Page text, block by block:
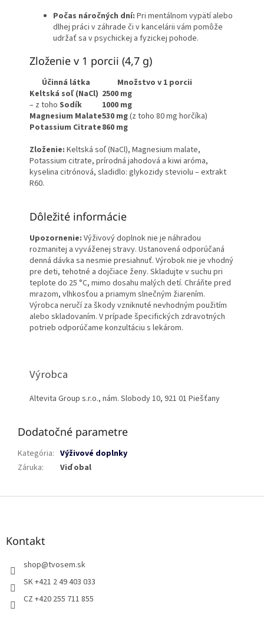
Počas náročných dní: Pri mentálnom vypätí alebo
dlhej práci v záhrade či v kancelárii vám pomôže
udržať sa v psychickej a fyzickej pohode.
Zloženie v 1 porcii (4,7 g)
Účinná látka
Množstvo v 1 porcii
Keltská soľ (NaCl) 2500 mg
– z toho Sodík
1000 mg
Magnesium Malate530 mg(z toho 80 mg horčíka)
Potassium Citrate860 mg
Zloženie: Keltská soľ (NaCl), Magnesium malate,
Potassium citrate, prírodná jahodová a kiwi aróma,
kyselina citrónová, sladidlo: glykozidy steviolu – extrakt
R60.
Dôležité informácie
Upozornenie: Výživový doplnok nie je náhradou
rozmanitej a vyváženej stravy. Ustanovená odporúčaná
denná dávka sa nesmie presiahnuť. Výrobok nie je vhodný
pre deti, tehotné a dojčiace ženy. Skladujte v suchu pri
teplote do 25 °C, mimo dosahu malých detí. Chráňte pred
mrazom, vlhkosťou a priamym slnečným žiarením.
Výrobca neručí za škody vzniknuté nevhodným použitím
alebo skladovaním. V prípade špecifických zdravotných
potrieb odporúčame konzultáciu s lekárom.
Výrobca
Altevita Group s.r.o., nám. Slobody 10, 921 01 Piešťany
Dodatočné parametre
Kategória: Výživové doplnky
Záruka: Viď obal
Z
Kontakt
shop@tvosem.sk
SK +421 2 49 403 033
CZ +420 255 711 855